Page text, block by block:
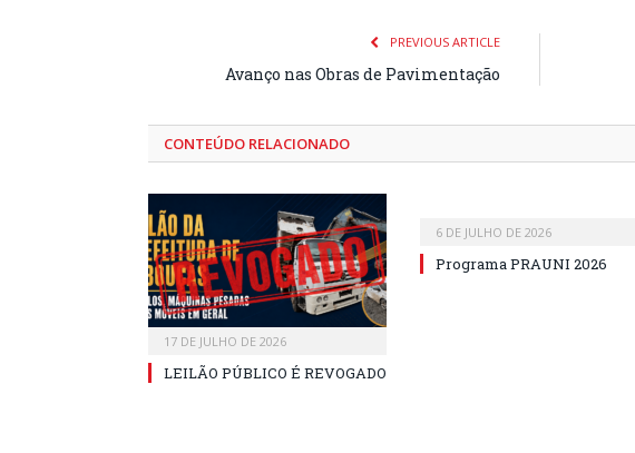
PREVIOUS ARTICLE
Avanço nas Obras de Pavimentação
CONTEÚDO RELACIONADO
17 DE JULHO DE 2026
LEILÃO PÚBLICO É REVOGADO
6 DE JULHO DE 2026
Programa PRAUNI 2026